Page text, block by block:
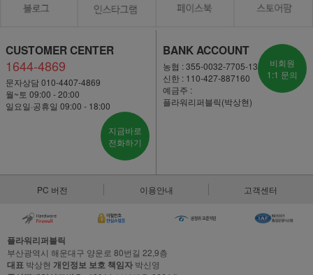
CUSTOMER CENTER
1644-4869
문자상담 010-4407-4869
월~토 09:00 - 20:00
일요일·공휴일 09:00 - 18:00
지금바로
전화하기
BANK ACCOUNT
농협 : 355-0032-7705-13
신한 : 110-427-887160
예금주 :
플라워리퍼블릭(박상현)
비회원
1:1 문의
PC 버전 이용안내 고객센터
플라워리퍼블릭
부산광역시 해운대구 양운로 80번길 22,9층
대표 박상현 개인정보 보호 책임자 박신영